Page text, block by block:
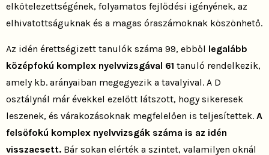
elkötelezettségének, folyamatos fejlődési igényének, az
elhivatottságuknak és a magas óraszámoknak köszönhető.
Az idén érettségizett tanulók száma 99, ebből legalább
középfokú komplex nyelvvizsgával 61 tanuló rendelkezik,
amely kb. arányaiban megegyezik a tavalyival. A D
osztálynál már évekkel ezelőtt látszott, hogy sikeresek
leszenek, és várakozásoknak megfelelően is teljesítettek. A
felsőfokú komplex nyelvvizsgák száma is az idén
visszaesett. Bár sokan elérték a szintet, valamilyen oknál